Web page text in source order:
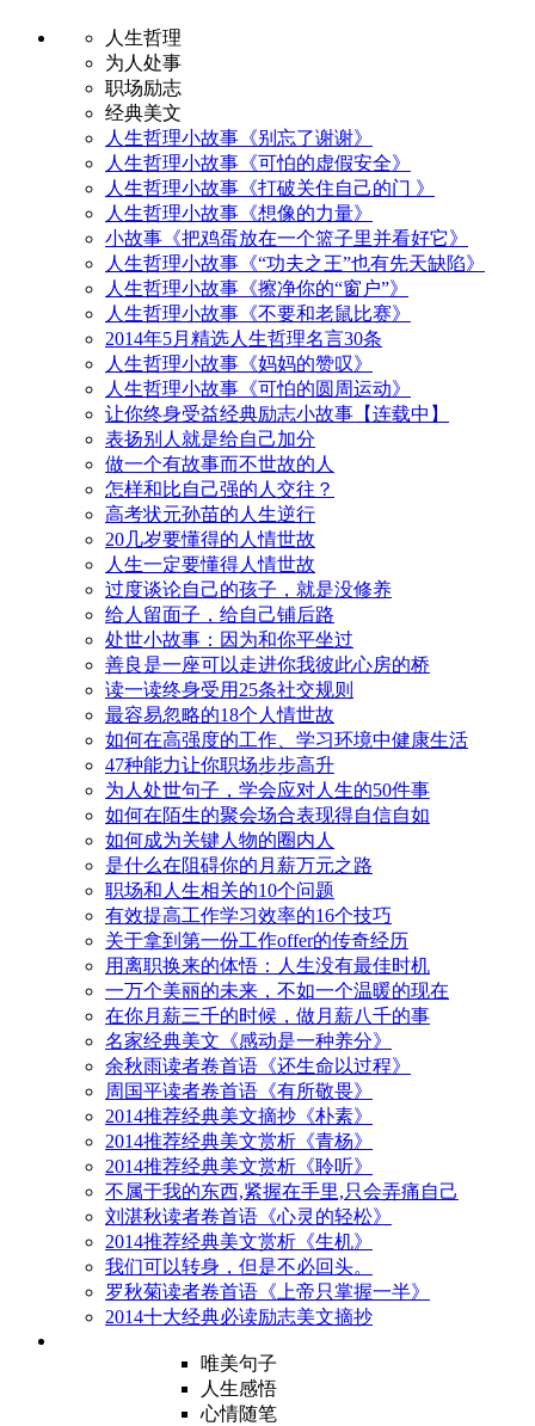
人生哲理
为人处事
职场励志
经典美文
人生哲理小故事《别忘了谢谢》
人生哲理小故事《可怕的虚假安全》
人生哲理小故事《打破关住自己的门 》
人生哲理小故事《想像的力量》
小故事《把鸡蛋放在一个篮子里并看好它》
人生哲理小故事《“功夫之王”也有先天缺陷》
人生哲理小故事《擦净你的“窗户”》
人生哲理小故事《不要和老鼠比赛》
2014年5月精选人生哲理名言30条
人生哲理小故事《妈妈的赞叹》
人生哲理小故事《可怕的圆周运动》
让你终身受益经典励志小故事【连载中】
表扬别人就是给自己加分
做一个有故事而不世故的人
怎样和比自己强的人交往？
高考状元孙苗的人生逆行
20几岁要懂得的人情世故
人生一定要懂得人情世故
过度谈论自己的孩子，就是没修养
给人留面子，给自己铺后路
处世小故事：因为和你平坐过
善良是一座可以走进你我彼此心房的桥
读一读终身受用25条社交规则
最容易忽略的18个人情世故
如何在高强度的工作、学习环境中健康生活
47种能力让你职场步步高升
为人处世句子，学会应对人生的50件事
如何在陌生的聚会场合表现得自信自如
如何成为关键人物的圈内人
是什么在阻碍你的月薪万元之路
职场和人生相关的10个问题
有效提高工作学习效率的16个技巧
关于拿到第一份工作offer的传奇经历
用离职换来的体悟：人生没有最佳时机
一万个美丽的未来，不如一个温暖的现在
在你月薪三千的时候，做月薪八千的事
名家经典美文《感动是一种养分》
余秋雨读者卷首语《还生命以过程》
周国平读者卷首语《有所敬畏》
2014推荐经典美文摘抄《朴素》
2014推荐经典美文赏析《青杨》
2014推荐经典美文赏析《聆听》
不属于我的东西,紧握在手里,只会弄痛自己
刘湛秋读者卷首语《心灵的轻松》
2014推荐经典美文赏析《生机》
我们可以转身，但是不必回头。
罗秋菊读者卷首语《上帝只掌握一半》
2014十大经典必读励志美文摘抄
唯美句子
人生感悟
心情随笔